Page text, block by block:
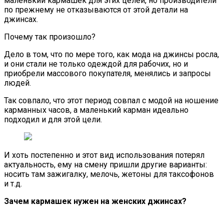
по прежнему не отказываются от этой детали на
джинсах.
Почему так произошло?
Дело в том, что по мере того, как мода на джинсы росла,
и они стали не только одеждой для рабочих, но и
приобрели массового покупателя, менялись и запросы
людей.
Так совпало, что этот период совпал с модой на ношение
карманных часов, а маленький карман идеально
подходил и для этой цели.
И хоть постепенно и этот вид использования потерял
актуальность, ему на смену пришли другие варианты:
носить там зажигалку, мелочь, жетоны для таксофонов
и т.д.
Зачем кармашек нужен на женских джинсах?